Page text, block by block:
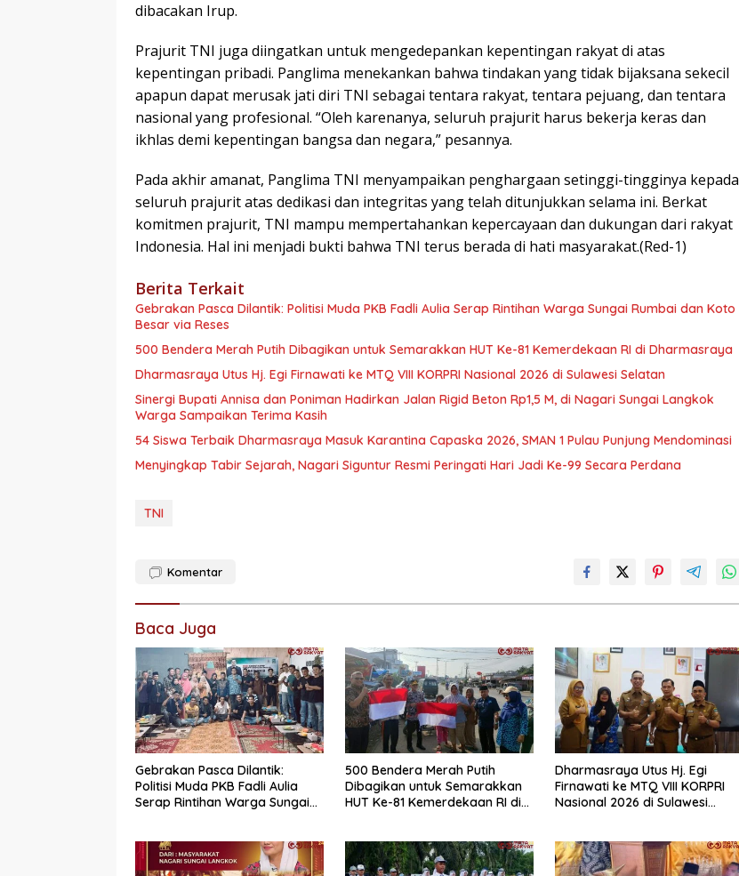
dibacakan Irup.
Prajurit TNI juga diingatkan untuk mengedepankan kepentingan rakyat di atas
kepentingan pribadi. Panglima menekankan bahwa tindakan yang tidak bijaksana sekecil
apapun dapat merusak jati diri TNI sebagai tentara rakyat, tentara pejuang, dan tentara
nasional yang profesional. “Oleh karenanya, seluruh prajurit harus bekerja keras dan
ikhlas demi kepentingan bangsa dan negara,” pesannya.
Pada akhir amanat, Panglima TNI menyampaikan penghargaan setinggi-tingginya kepada
seluruh prajurit atas dedikasi dan integritas yang telah ditunjukkan selama ini. Berkat
komitmen prajurit, TNI mampu mempertahankan kepercayaan dan dukungan dari rakyat
Indonesia. Hal ini menjadi bukti bahwa TNI terus berada di hati masyarakat.(Red-1)
Berita Terkait
Gebrakan Pasca Dilantik: Politisi Muda PKB Fadli Aulia Serap Rintihan Warga Sungai Rumbai dan Koto
Besar via Reses
500 Bendera Merah Putih Dibagikan untuk Semarakkan HUT Ke-81 Kemerdekaan RI di Dharmasraya
Dharmasraya Utus Hj. Egi Firnawati ke MTQ VIII KORPRI Nasional 2026 di Sulawesi Selatan
Sinergi Bupati Annisa dan Poniman Hadirkan Jalan Rigid Beton Rp1,5 M, di Nagari Sungai Langkok
Warga Sampaikan Terima Kasih
54 Siswa Terbaik Dharmasraya Masuk Karantina Capaska 2026, SMAN 1 Pulau Punjung Mendominasi
Menyingkap Tabir Sejarah, Nagari Siguntur Resmi Peringati Hari Jadi Ke-99 Secara Perdana
TNI
Komentar
Baca Juga
Gebrakan Pasca Dilantik:
Politisi Muda PKB Fadli Aulia
Serap Rintihan Warga Sungai
500 Bendera Merah Putih
Dibagikan untuk Semarakkan
HUT Ke-81 Kemerdekaan RI di
Dharmasraya Utus Hj. Egi
Firnawati ke MTQ VIII KORPRI
Nasional 2026 di Sulawesi